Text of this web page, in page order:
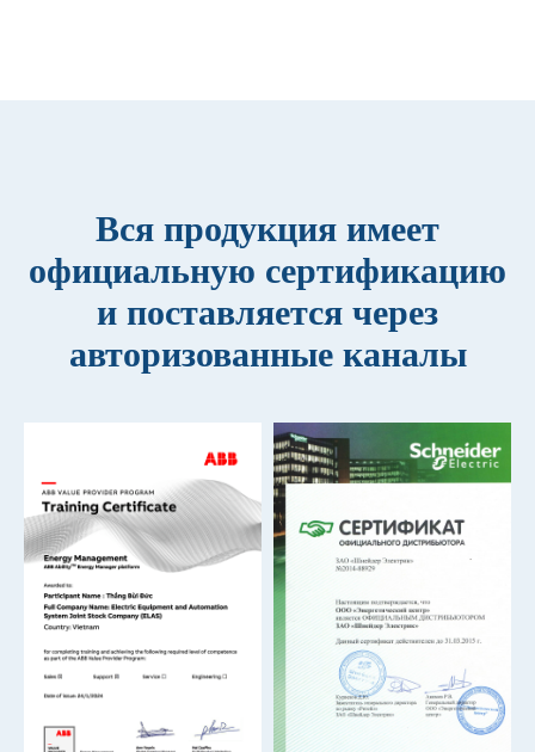
Вся продукция имеет
официальную сертификацию
и поставляется через
авторизованные каналы